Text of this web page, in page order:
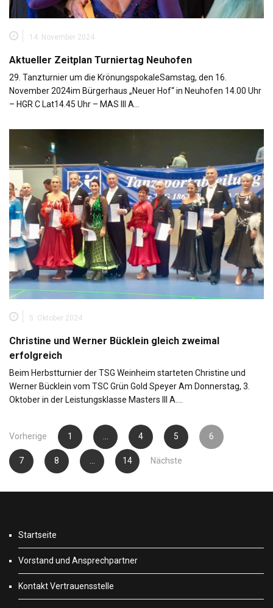
14. November 2024
Aktueller Zeitplan Turniertag Neuhofen
29. Tanzturnier um die KrönungspokaleSamstag, den 16.
November 2024im Bürgerhaus „Neuer Hof“ in Neuhofen 14.00 Uhr
– HGR C Lat14.45 Uhr – MAS III A…
5. Oktober 2024
Christine und Werner Bücklein gleich zweimal
erfolgreich
Beim Herbstturnier der TSG Weinheim starteten Christine und
Werner Bücklein vom TSC Grün Gold Speyer Am Donnerstag, 3.
Oktober in der Leistungsklasse Masters III A….
Seitennummerierung
der
Beiträge
Vorherige 1 4 5 6
7 8 14 Nächste
Startseite
Vorstand und Ansprechpartner
Kontakt Vertrauensstelle